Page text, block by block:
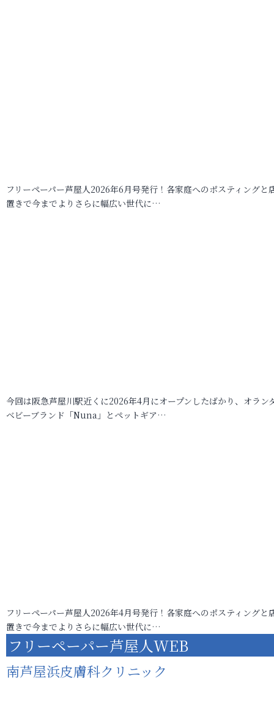
フリーペーパー芦屋人2026年6月号発行！各家庭へのポスティングと
置きで今までよりさらに幅広い世代に…
今回は阪急芦屋川駅近くに2026年4月にオープンしたばかり、オラン
ベビーブランド「Nuna」とペットギア…
フリーペーパー芦屋人2026年4月号発行！各家庭へのポスティングと
置きで今までよりさらに幅広い世代に…
フリーペーパー芦屋人WEB
南芦屋浜皮膚科クリニック